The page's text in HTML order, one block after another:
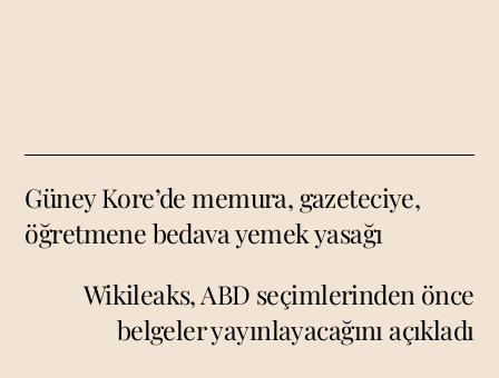
Güney Kore’de memura, gazeteciye,
öğretmene bedava yemek yasağı
Wikileaks, ABD seçimlerinden önce
belgeler yayınlayacağını açıkladı